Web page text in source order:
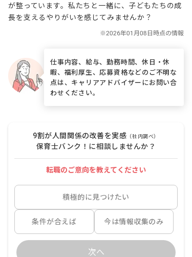
が整っています。私たちと一緒に、子どもたちの成
長を支えるやりがいを感じてみませんか？
仕事内容、給与、勤務時間、休日・休
暇、福利厚生、応募資格などのご不明な
点は、キャリアアドバイザーにお問い合
わせください。
9割が人間関係の改善を実感 （社内調べ）
保育士バンク！に相談しませんか？
転職のご意向を教えてください
積極的に見つけたい
条件が合えば 今は情報収集のみ
次へ